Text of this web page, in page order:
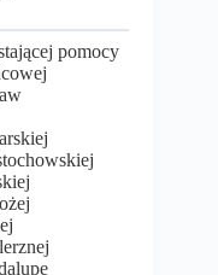
pomocy